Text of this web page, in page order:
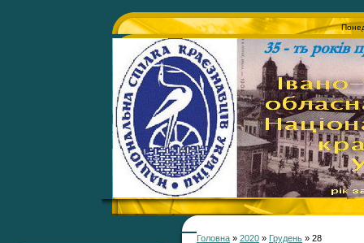
Головна » 2020 » Грудень » 28